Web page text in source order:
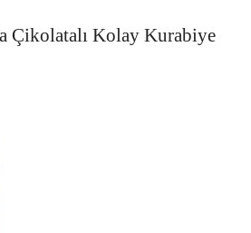
Çikolatalı Kolay Kurabiye